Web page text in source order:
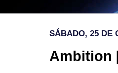
SÁBADO, 25 DE
Ambition